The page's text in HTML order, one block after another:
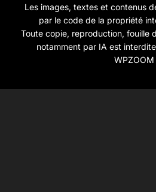
Les images, textes et contenus
par le code de la propriété
Toute copie, reproduction, fouille
notamment par IA est
WPZOOM